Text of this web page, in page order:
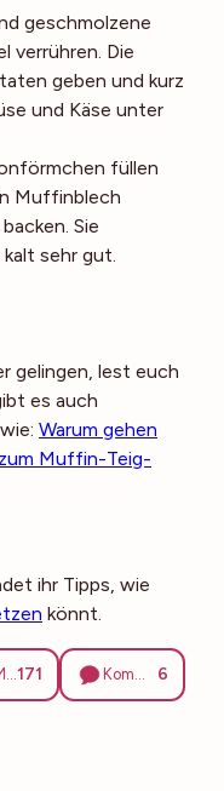
geschmolzene
verrühren. Die
geben und kurz
und Käse unter
füllen
Muffinblech
Sie
sehr gut.
gelingen, lest euch
es auch
Warum gehen
Muffin-Teig-
ihr Tipps, wie
könnt.
171 6